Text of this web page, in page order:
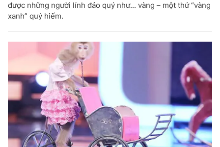
được những người lính đảo quý như... vàng – một thứ “vàng
xanh” quý hiếm.